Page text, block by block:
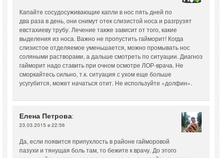
Капайте сосудосуживающие капли в нос пять дней по
два раза в день, они снимут отек слизистой носа и разгрузят
евстахиеву трубу. Лечение также зависит от того, какие
выделения из носа. Важно не пропустить гайморит! Когда
слизистое отделяемое уменьшается, можно промывать нос
соляными растворами, а дальше смотреть по ситуации. Диагноз
гайморит надо ставить при очном осмотре ЛОР-врача. Не
сморкайтесь сильно, т.к. ситуация с ухом еще больше
усугубится, может начаться отит. Не используйте «долфин».
Елена Петрова:
23.03.2015 в 22:56
Да, если появится припухлость в районе гайморовой
пазухи и тянущая боль там, то бежите к врачу. До этого